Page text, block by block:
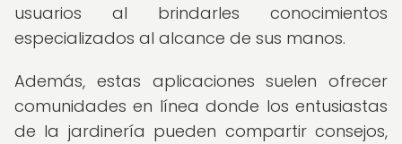
usuarios al brindarles conocimientos
especializados al alcance de sus manos.
Además, estas aplicaciones suelen ofrecer
comunidades en línea donde los entusiastas
de la jardinería pueden compartir consejos,